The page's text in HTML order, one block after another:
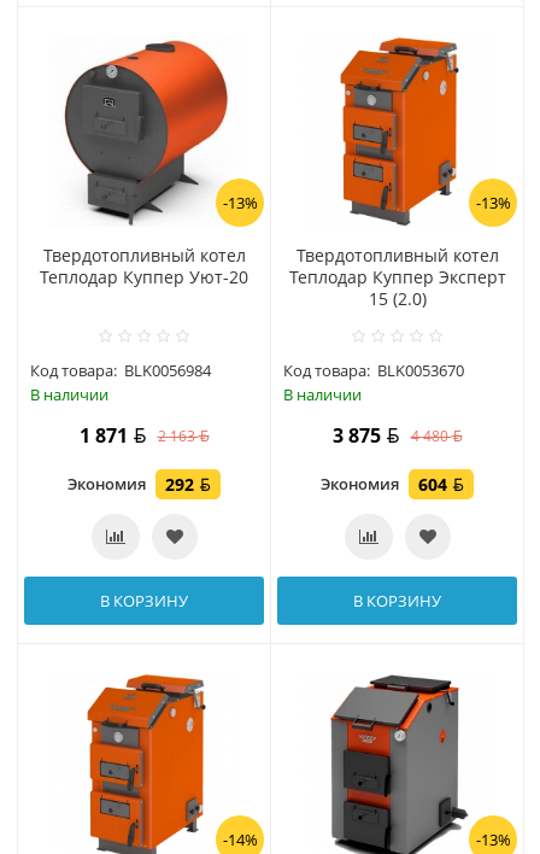
-13%
Твердотопливный котел
Теплодар Куппер Уют-20
Код товара: BLK0056984
В наличии
1 871 2 163
Экономия 292
В КОРЗИНУ
-13%
Твердотопливный котел
Теплодар Куппер Эксперт
15 (2.0)
Код товара: BLK0053670
В наличии
3 875 4 480
Экономия 604
В КОРЗИНУ
-14% -13%